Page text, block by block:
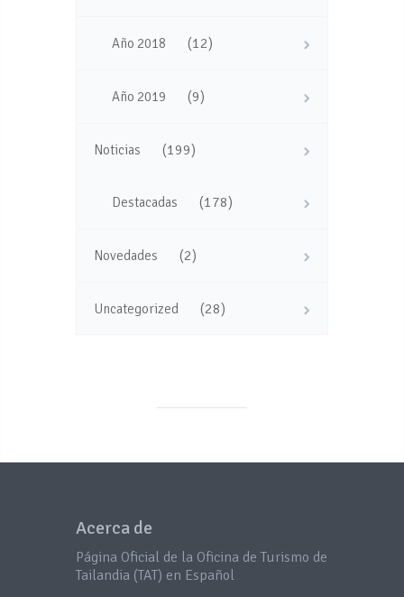
Año 2018 (12)
Año 2019 (9)
Noticias (199)
Destacadas (178)
Novedades (2)
Uncategorized (28)
Acerca de
Página Oficial de la Oficina de Turismo de
Tailandia (TAT) en Español